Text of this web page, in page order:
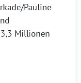
Pauline
Millionen